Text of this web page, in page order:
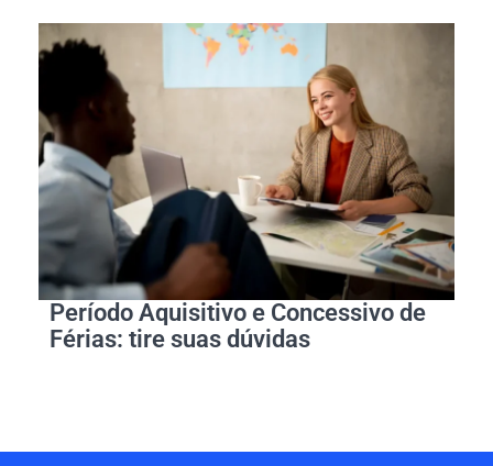
Período Aquisitivo e Concessivo de
Férias: tire suas dúvidas